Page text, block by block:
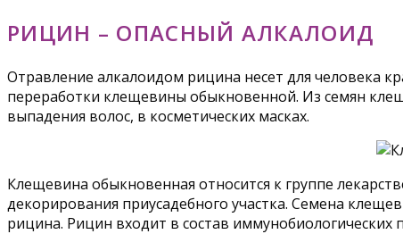
РИЦИН – ОПАСНЫЙ АЛКАЛОИД
Отравление алкалоидом рицина несет для человека
переработки клещевины обыкновенной. Из семян
выпадения волос, в косметических масках.
Клещевина обыкновенная относится к группе
декорирования приусадебного участка. Семена
рицина. Рицин входит в состав